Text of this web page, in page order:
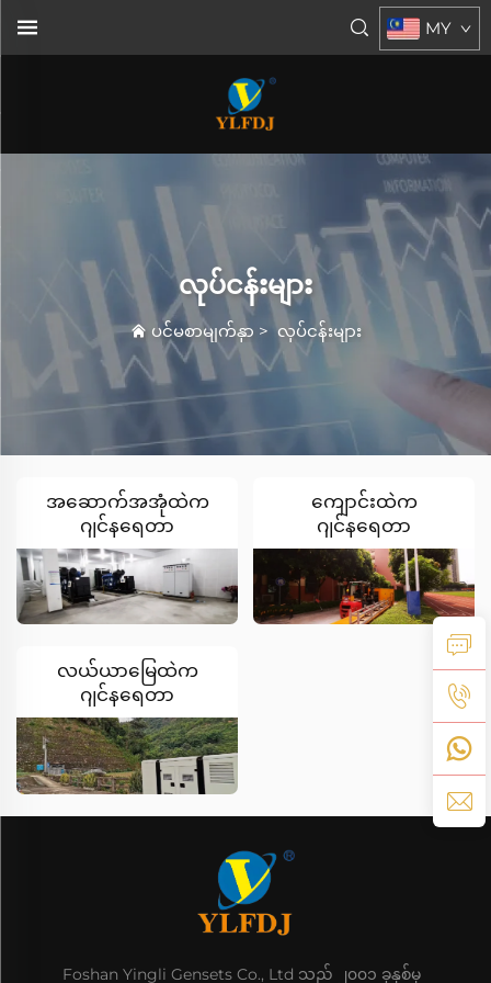
MY
လုပ်ငန်းများ
ပင်မစာမျက်နှာ >လုပ်ငန်းများ
အဆောက်အအုံထဲက
ဂျင်နရေတာ
ကျောင်းထဲက
ဂျင်နရေတာ
လယ်ယာမြေထဲက
ဂျင်နရေတာ
Foshan Yingli Gensets Co., Ltd သည် ၂၀၀၁ ခုနှစ်မှ